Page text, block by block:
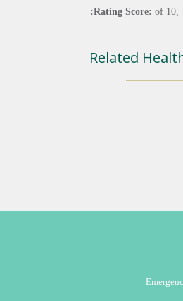
Rating Score: of 10,
Related